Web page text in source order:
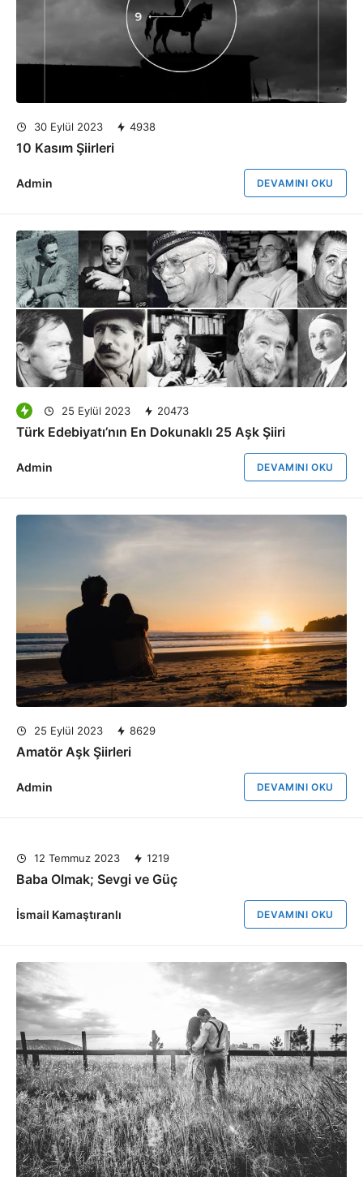
30 Eylül 2023 4938
10 Kasım Şiirleri
Admin DEVAMINI OKU
25 Eylül 2023 20473
Türk Edebiyatı’nın En Dokunaklı 25 Aşk Şiiri
Admin DEVAMINI OKU
25 Eylül 2023 8629
Amatör Aşk Şiirleri
Admin DEVAMINI OKU
12 Temmuz 2023 1219
Baba Olmak; Sevgi ve Güç
İsmail Kamaştıranlı DEVAMINI OKU